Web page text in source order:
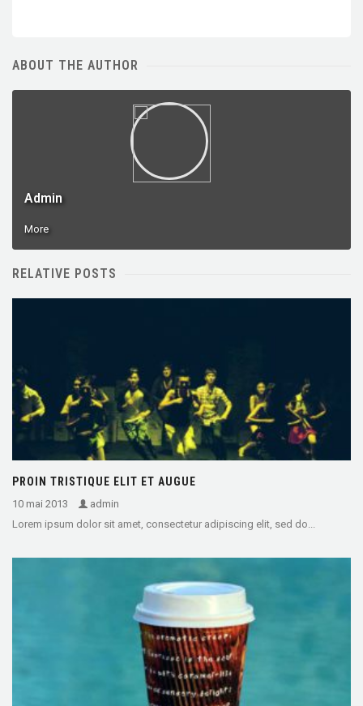
ABOUT THE AUTHOR
Admin
More
RELATIVE POSTS
PROIN TRISTIQUE ELIT ET AUGUE
10 mai 2013
admin
Lorem ipsum dolor sit amet, consectetur adipiscing elit, sed do...